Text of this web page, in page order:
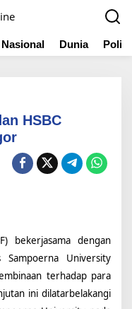
Nasional Dunia
HSBC
bekerjasama dengan
Sampoerna University
terhadap para
ini dilatarbelakangi